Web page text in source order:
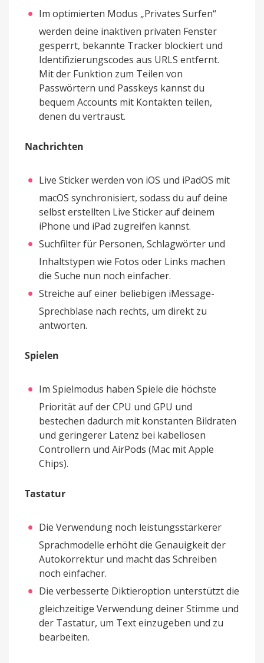
Im optimierten Modus „Privates Surfen“
werden deine inaktiven privaten Fenster
gesperrt, bekannte Tracker blockiert und
Identifizierungscodes aus URLS entfernt.
Mit der Funktion zum Teilen von
Passwörtern und Passkeys kannst du
bequem Accounts mit Kontakten teilen,
denen du vertraust.
Nachrichten
Live Sticker werden von iOS und iPadOS mit
macOS synchronisiert, sodass du auf deine
selbst erstellten Live Sticker auf deinem
iPhone und iPad zugreifen kannst.
Suchfilter für Personen, Schlagwörter und
Inhaltstypen wie Fotos oder Links machen
die Suche nun noch einfacher.
Streiche auf einer beliebigen iMessage-
Sprechblase nach rechts, um direkt zu
antworten.
Spielen
Im Spielmodus haben Spiele die höchste
Priorität auf der CPU und GPU und
bestechen dadurch mit konstanten Bildraten
und geringerer Latenz bei kabellosen
Controllern und AirPods (Mac mit Apple
Chips).
Tastatur
Die Verwendung noch leistungsstärkerer
Sprachmodelle erhöht die Genauigkeit der
Autokorrektur und macht das Schreiben
noch einfacher.
Die verbesserte Diktieroption unterstützt die
gleichzeitige Verwendung deiner Stimme und
der Tastatur, um Text einzugeben und zu
bearbeiten.